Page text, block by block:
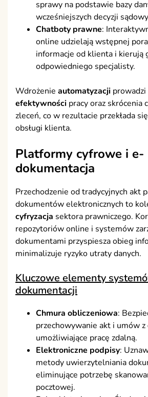
sprawy na podstawie bazy
wcześniejszych decyzji
Chatboty prawne:
online udzielają wstępnej
informacje od klienta i kierują
odpowiedniego specjalisty.
Wdrożenie automatyzacji
efektywności pracy oraz skrócenia
zleceń, co w rezultacie przekłada
obsługi klienta.
Platformy cyfrowe i e-
dokumentacja
Przechodzenie od tradycyjnych akt
dokumentów elektronicznych to
cyfryzacja sektora prawniczego.
repozytoriów online i systemów
dokumentami przyspiesza obieg
minimalizuje ryzyko utraty danych.
Kluczowe elementy
dokumentacji
Chmura obliczeniowa:
przechowywanie akt i umów
umożliwiające pracę zdalną.
Elektroniczne podpisy:
metody uwierzytelniania
eliminujące potrzebę
pocztowej.